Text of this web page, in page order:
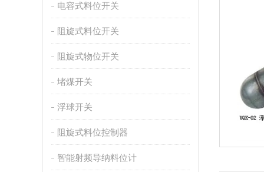
电容式料位开关
阻旋式料位开关
阻旋式物位开关
堵煤开关
浮球开关
阻旋式料位控制器
智能射频导纳料位计